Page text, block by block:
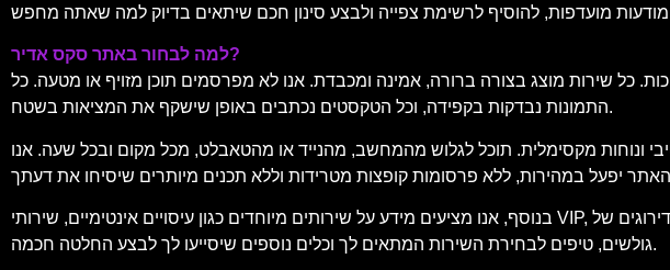
למה לבחור באתר סקס אדיר?
כל שירות מוצג בצורה ברורה, אמינה ומכבדת. אנו לא מפרסמים תוכן מזויף או מטעה. כל
התמונות נבדקות בקפידה, וכל הטקסטים נכתבים באופן שישקף את המציאות בשטח.
ונוחות מקסימלית. תוכל לגלוש מהמחשב, מהנייד או מהטאבלט, מכל מקום ובכל שעה. אנו
בנוסף, אנו מציעים מידע על שירותים מיוחדים כגון עיסויים אינטימיים, שירותי VIP, ליווי לאירועים, דירות להשכרה לפי שעה, ועוד. תוכל למצוא גם המלצות, דירוגים של
גולשים, טיפים לבחירת השירות המתאים לך וכלים נוספים שיסייעו לך לבצע החלטה חכמה.